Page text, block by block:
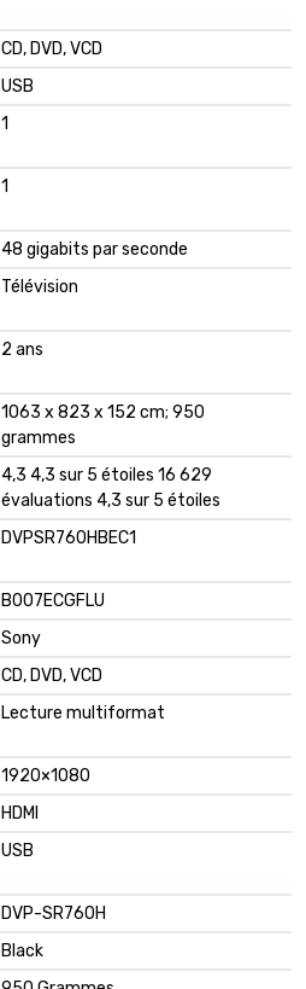
‎CD, DVD, VCD
‎USB
‎1
‎1
‎48 gigabits par seconde
‎Télévision
‎2 ans
1063 x 823 x 152 cm; 950
grammes
4,3 4,3 sur 5 étoiles 16 629
évaluations 4,3 sur 5 étoiles
DVPSR760HBEC1
B007ECGFLU
Sony
CD, DVD, VCD
Lecture multiformat
1920×1080
HDMI
USB
DVP-SR760H
Black